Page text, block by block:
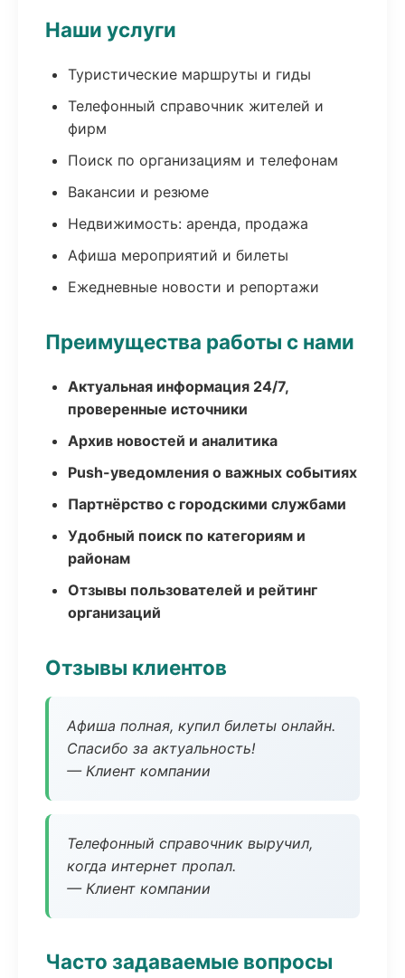
Наши услуги
Туристические маршруты и гиды
Телефонный справочник жителей и
фирм
Поиск по организациям и телефонам
Вакансии и резюме
Недвижимость: аренда, продажа
Афиша мероприятий и билеты
Ежедневные новости и репортажи
Преимущества работы с нами
Актуальная информация 24/7,
проверенные источники
Архив новостей и аналитика
Push-уведомления о важных событиях
Партнёрство с городскими службами
Удобный поиск по категориям и
районам
Отзывы пользователей и рейтинг
организаций
Отзывы клиентов
Афиша полная, купил билеты онлайн.
Спасибо за актуальность!
— Клиент компании
Телефонный справочник выручил,
когда интернет пропал.
— Клиент компании
Часто задаваемые вопросы